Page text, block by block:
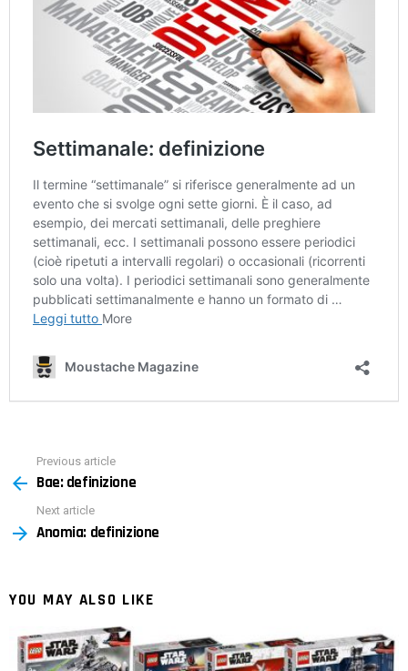
more
Previous article
Bae: definizione
Next article
Anomia: definizione
YOU MAY ALSO LIKE